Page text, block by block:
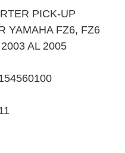
PICK-UP
YAMAHA FZ6, FZ6
AL 2005